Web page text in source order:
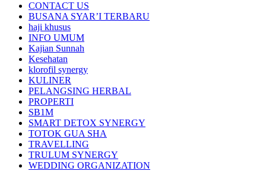
CONTACT US
BUSANA SYAR’I TERBARU
haji khusus
INFO UMUM
Kajian Sunnah
Kesehatan
klorofil synergy
KULINER
PELANGSING HERBAL
PROPERTI
SB1M
SMART DETOX SYNERGY
TOTOK GUA SHA
TRAVELLING
TRULUM SYNERGY
WEDDING ORGANIZATION